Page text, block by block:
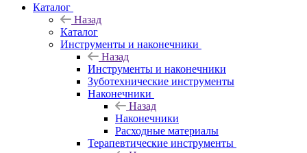
Каталог
Назад
Каталог
Инструменты и наконечники
Назад
Инструменты и наконечники
Зуботехнические инструменты
Наконечники
Назад
Наконечники
Расходные материалы
Терапевтические инструменты